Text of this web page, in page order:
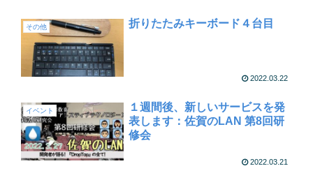
その他 折りたたみキーボード４台目
2022.03.22
イベント
１週間後、新しいサービスを発
表します：佐賀のLAN 第8回研
修会
2022.03.21